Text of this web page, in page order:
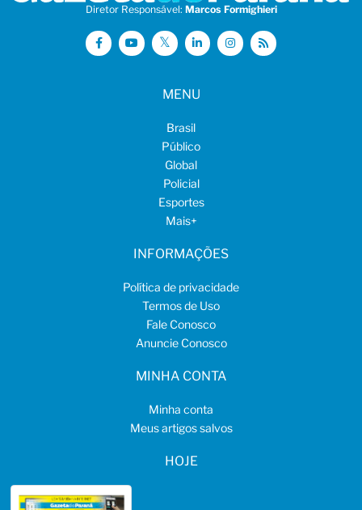
Diretor Responsável: Marcos Formighieri
MENU
Brasil
Público
Global
Policial
Esportes
Mais+
INFORMAÇÕES
Política de privacidade
Termos de Uso
Fale Conosco
Anuncie Conosco
MINHA CONTA
Minha conta
Meus artigos salvos
HOJE